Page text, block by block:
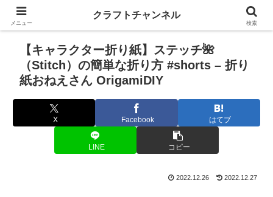
【キャラクター折り紙】ステッチ🌺
（Stitch）の簡単な折り方 #shorts – 折り
紙おねえさん OrigamiDIY
X Facebook はてブ
LINE コピー
2022.12.26 2022.12.27
メニュー
クラフトチャンネル
検索